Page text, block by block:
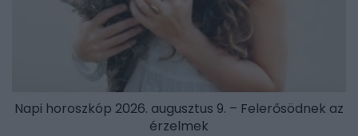
Napi horoszkóp 2026. augusztus 9. – Felerősödnek az
érzelmek